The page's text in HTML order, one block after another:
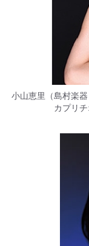
小山恵里（島村楽
カプリ